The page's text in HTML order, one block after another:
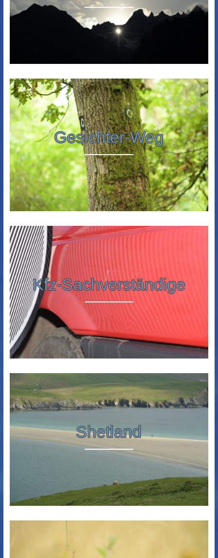
Gesichter-Weg
Kfz-Sachverständige
Shetland